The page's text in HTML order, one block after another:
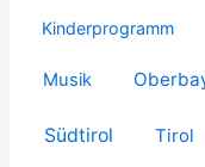
Kinderprogramm
Musik
Südtirol Tirol